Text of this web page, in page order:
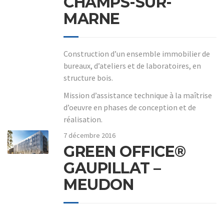
MARNE
Construction d’un ensemble immobilier de
bureaux, d’ateliers et de laboratoires, en
structure bois.
Mission d’assistance technique à la maîtrise
d’oeuvre en phases de conception et de
réalisation.
7 décembre 2016
GREEN OFFICE®
GAUPILLAT –
MEUDON